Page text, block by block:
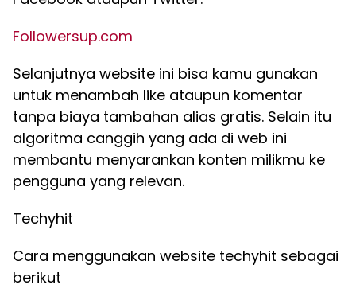
Followersup.com
Selanjutnya website ini bisa kamu gunakan
untuk menambah like ataupun komentar
tanpa biaya tambahan alias gratis. Selain itu
algoritma canggih yang ada di web ini
membantu menyarankan konten milikmu ke
pengguna yang relevan.
Techyhit
Cara menggunakan website techyhit sebagai
berikut